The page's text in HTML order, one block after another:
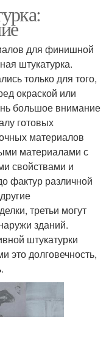
для финишной
штукатурка.
только для того,
окраской или
большое внимание
готовых
материалов
материалами с
свойствами и
фактур различной
третьи могут
зданий.
штукатурки
это долговечность,